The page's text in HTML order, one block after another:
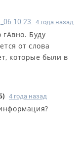
4 года назад
гАвно. Буду
от слова
которые были в
) 4 года назад